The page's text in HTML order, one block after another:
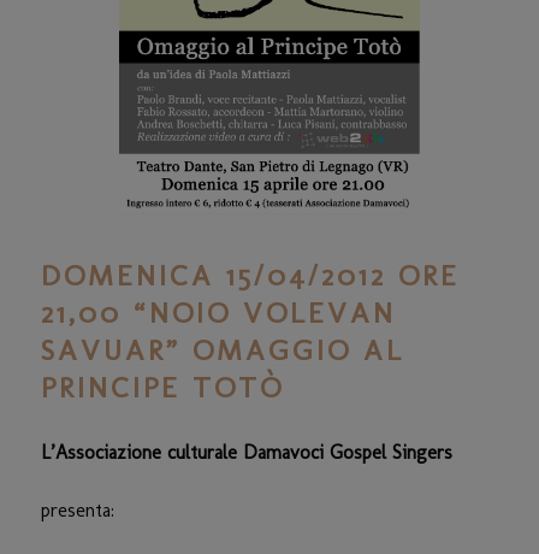
DOMENICA 15/04/2012 ORE
21,00 “NOIO VOLEVAN
SAVUAR” OMAGGIO AL
PRINCIPE TOTÒ
L’Associazione culturale Damavoci Gospel Singers
presenta: